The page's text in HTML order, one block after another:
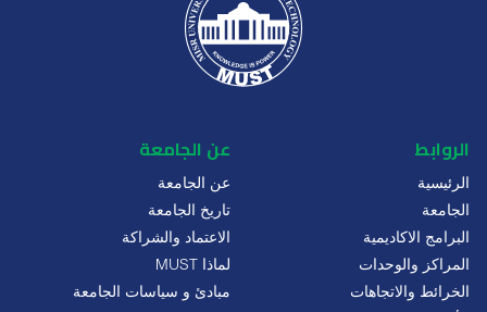
الروابط
الرئيسية
الجامعة
البرامج الاكاديمية
المراكز والوحدات
الخرائط والاتجاهات
عن الجامعة
عن الجامعة
تاريخ الجامعة
الاعتماد والشراكة
لماذا MUST
مبادئ و سياسات الجامعة